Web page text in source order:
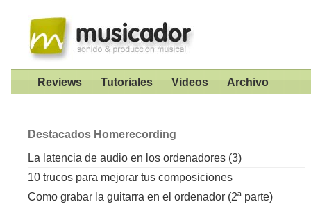
Reviews Tutoriales Videos Archivo
Destacados Homerecording
La latencia de audio en los ordenadores (3)
10 trucos para mejorar tus composiciones
Como grabar la guitarra en el ordenador (2ª parte)